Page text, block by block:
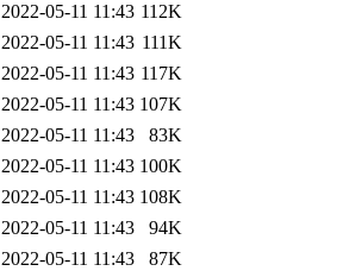
2022-05-11 11:43 112K
2022-05-11 11:43 111K
2022-05-11 11:43 117K
2022-05-11 11:43 107K
2022-05-11 11:43
83K
2022-05-11 11:43 100K
2022-05-11 11:43 108K
2022-05-11 11:43
94K
2022-05-11 11:43
87K